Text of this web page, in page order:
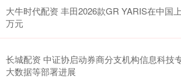
大牛时代配资 丰田2026款GR YARIS在中国
万元
长城配资 中证协启动券商分支机构信息科技
大数据等部署进展